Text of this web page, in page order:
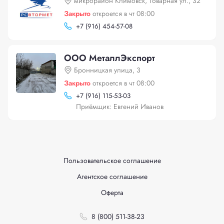
Закрыто откроется в чт 08:00
+7 (916) 454-57-08
ООО МеталлЭкспорт
Бронницкая улица, 3
Закрыто откроется в чт 08:00
+7 (916) 115-53-03
Приёмщик: Евгений Иванов
Пользовательское соглашение
Агентское соглашение
Оферта
8 (800) 511-38-23